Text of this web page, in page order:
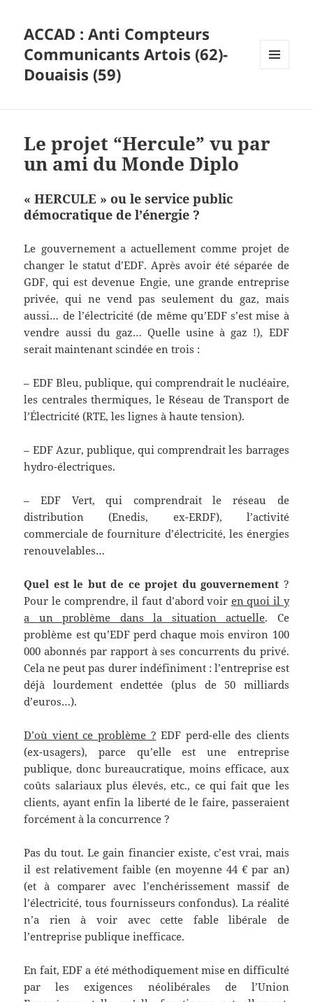
ACCAD : Anti Compteurs
Communicants Artois (62)-
Douaisis (59)
Le projet “Hercule” vu par
un ami du Monde Diplo
« HERCULE » ou le service public
démocratique de l’énergie ?
Le gouvernement a actuellement comme projet de
changer le statut d’EDF. Après avoir été séparée de
GDF, qui est devenue Engie, une grande entreprise
privée, qui ne vend pas seulement du gaz, mais
aussi… de l’électricité (de même qu’EDF s’est mise à
vendre aussi du gaz… Quelle usine à gaz !), EDF
serait maintenant scindée en trois :
– EDF Bleu, publique, qui comprendrait le nucléaire,
les centrales thermiques, le Réseau de Transport de
l’Électricité (RTE, les lignes à haute tension).
– EDF Azur, publique, qui comprendrait les barrages
hydro-électriques.
– EDF Vert, qui comprendrait le réseau de
distribution (Enedis, ex-ERDF), l’activité
commerciale de fourniture d’électricité, les énergies
renouvelables…
Quel est le but de ce projet du gouvernement ?
Pour le comprendre, il faut d’abord voir en quoi il y
a un problème dans la situation actuelle. Ce
problème est qu’EDF perd chaque mois environ 100
000 abonnés par rapport à ses concurrents du privé.
Cela ne peut pas durer indéfiniment : l’entreprise est
déjà lourdement endettée (plus de 50 milliards
d’euros…).
D’où vient ce problème ? EDF perd-elle des clients
(ex-usagers), parce qu’elle est une entreprise
publique, donc bureaucratique, moins efficace, aux
coûts salariaux plus élevés, etc., ce qui fait que les
clients, ayant enfin la liberté de le faire, passeraient
forcément à la concurrence ?
Pas du tout. Le gain financier existe, c’est vrai, mais
il est relativement faible (en moyenne 44 € par an)
(et à comparer avec l’enchérissement massif de
l’électricité, tous fournisseurs confondus). La réalité
n’a rien à voir avec cette fable libérale de
l’entreprise publique inefficace.
En fait, EDF a été méthodiquement mise en difficulté
par les exigences néolibérales de l’Union